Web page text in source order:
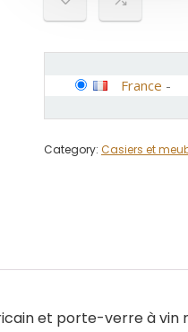
France -
Category: Casiers et
et porte-verre à